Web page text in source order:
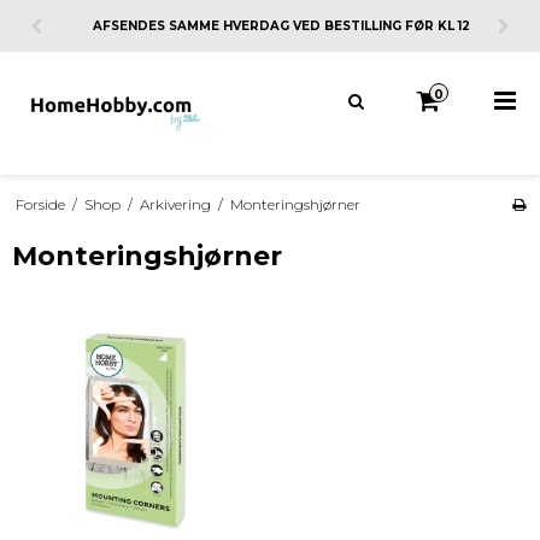
AFSENDES SAMME HVERDAG VED BESTILLING FØR KL 12
0
Forside / Shop / Arkivering / Monteringshjørner
Monteringshjørner